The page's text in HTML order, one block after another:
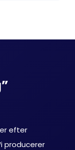
efter
producerer